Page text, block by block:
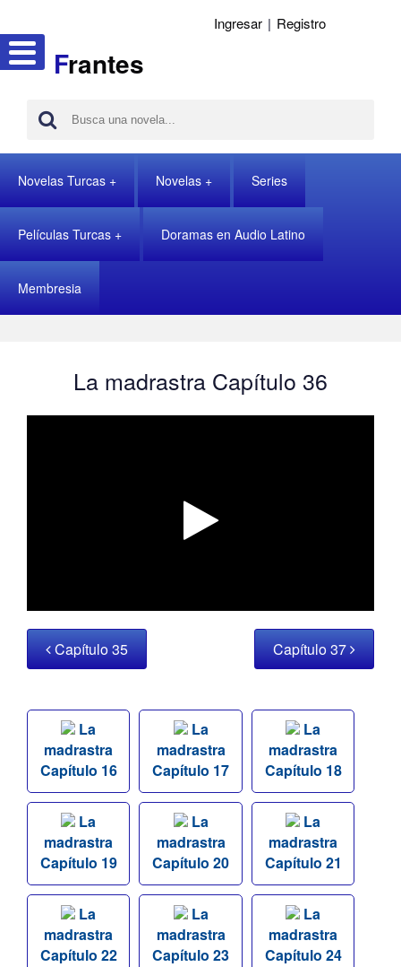
Frantes
Ingresar | Registro
Novelas Turcas Novelas Series
Películas Turcas Doramas en Audio Latino
Membresia
La madrastra Capítulo 36
Capítulo 35 Capítulo 37
La
madrastra
Capítulo 16
La
madrastra
Capítulo 17
La
madrastra
Capítulo 18
La
madrastra
Capítulo 19
La
madrastra
Capítulo 20
La
madrastra
Capítulo 21
La
madrastra
Capítulo 22
La
madrastra
Capítulo 23
La
madrastra
Capítulo 24